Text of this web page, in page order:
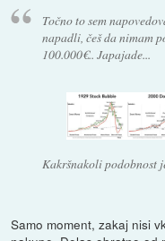
Točno to sem
napadli, češ da nimam
100.000€.. Japajade...
Kakršnakoli podobnost
Samo moment, zakaj nisi